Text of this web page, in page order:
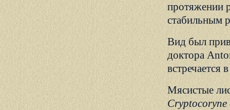
протяжении
стабильным
Вид был
доктора
встречается
Мясистые